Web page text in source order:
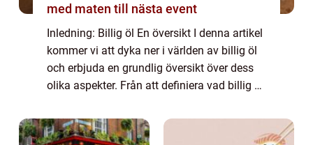
med maten till nästa event
Inledning: Billig öl En översikt I denna artikel
kommer vi att dyka ner i världen av billig öl
och erbjuda en grundlig översikt över dess
olika aspekter. Från att definiera vad billig öl
dess historiska ...